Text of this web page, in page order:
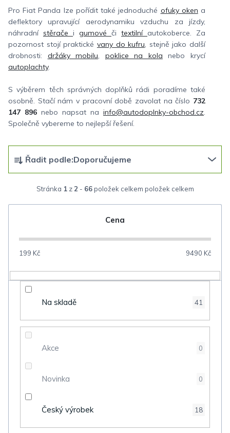
Pro Fiat Panda lze pořídit také jednoduché ofuky oken a
deflektory upravující aerodynamiku vzduchu za jízdy,
náhradní stěrače i gumové či textilní autokoberce. Za
pozornost stojí praktické vany do kufru, stejně jako další
drobnosti: držáky mobilu, poklice na kola nebo krycí
autoplachty.
S výběrem těch správných doplňků rádi poradíme také
osobně. Stačí nám v pracovní době zavolat na číslo 732
147 896 nebo napsat na info@autodoplnky-obchod.cz.
Společně vybereme to nejlepší řešení.
Stránka 1z 2 - 66položek celkem
a
e
o
Řadit podle:Doporučujeme
Cena
199 Kč 9490 Kč
Na skladě 41
Akce 0
Novinka 0
Český výrobek 18